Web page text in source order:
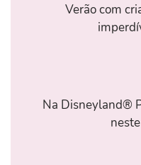
Verão com
Na Disneyland®